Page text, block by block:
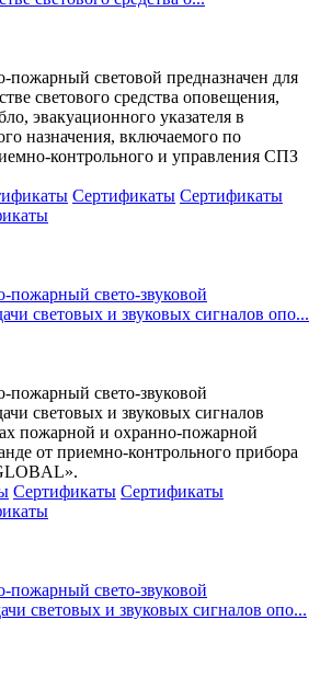
пожарный световой предназначен для
светового средства оповещения,
эвакуационного указателя в
назначения, включаемого по
контрольного и управления СПЗ
Сертификаты Сертификаты
пожарный свето-звуковой
световых и звуковых сигналов опо...
пожарный свето-звуковой
световых и звуковых сигналов
пожарной и охранно-пожарной
от приемно-контрольного прибора
Сертификаты Сертификаты
пожарный свето-звуковой
световых и звуковых сигналов опо...